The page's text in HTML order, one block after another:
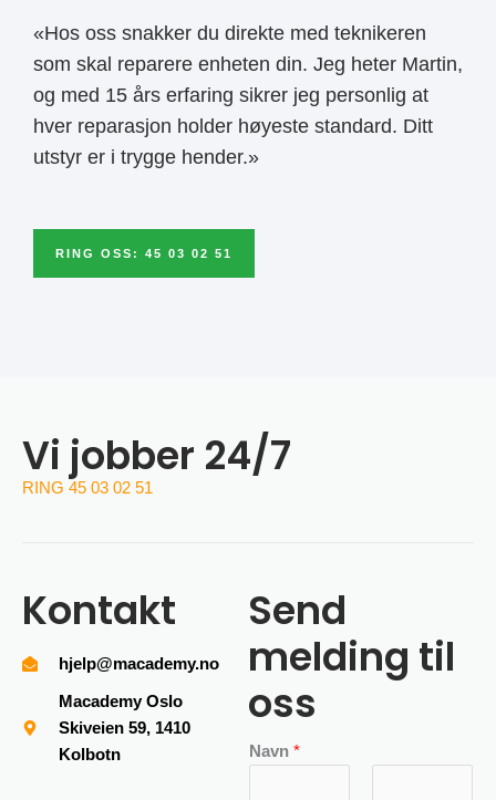
«Hos oss snakker du direkte med teknikeren
som skal reparere enheten din. Jeg heter Martin,
og med 15 års erfaring sikrer jeg personlig at
hver reparasjon holder høyeste standard. Ditt
utstyr er i trygge hender.»
RING OSS: 45 03 02 51
Vi jobber 24/7
RING 45 03 02 51
Kontakt
hjelp@macademy.no
Macademy Oslo
Skiveien 59, 1410
Kolbotn
Send
melding til
oss
Navn *